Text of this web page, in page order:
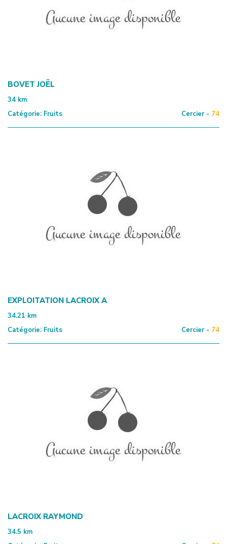
BOVET JOËL
34 km
Catégorie: Fruits Cercier - 74
EXPLOITATION LACROIX A
34.21 km
Catégorie: Fruits Cercier - 74
LACROIX RAYMOND
34.5 km